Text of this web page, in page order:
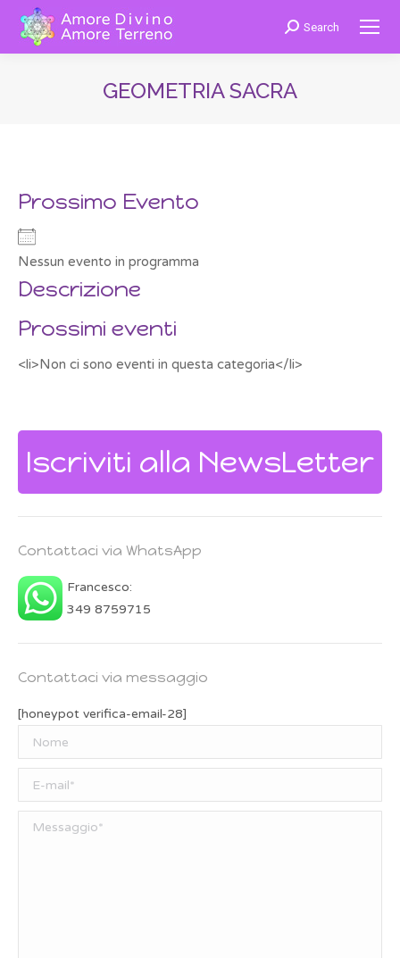
Cerca:Search
GEOMETRIA SACRA
Prossimo Evento
Nessun evento in programma
Descrizione
Prossimi eventi
<li>Non ci sono eventi in questa categoria</li>
Iscriviti alla NewsLetter
Contattaci via WhatsApp
Francesco:
349 8759715
Contattaci via messaggio
[honeypot verifica-email-28]